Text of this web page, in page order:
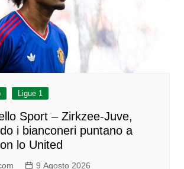
Ligue 1
Sport – Zirkzee-Juve,
i bianconeri puntano a
lo United
9 Agosto 2026